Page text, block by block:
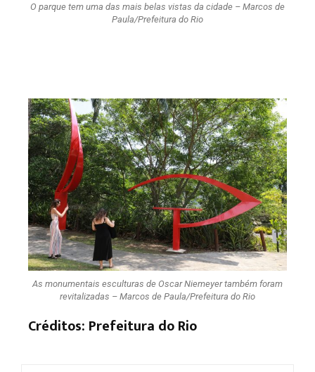
O parque tem uma das mais belas vistas da cidade – Marcos de
Paula/Prefeitura do Rio
As monumentais esculturas de Oscar Niemeyer também foram
revitalizadas – Marcos de Paula/Prefeitura do Rio
Créditos: Prefeitura do Rio